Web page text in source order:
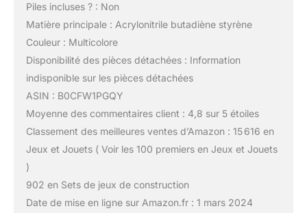
Piles incluses ? : Non
Matière principale : Acrylonitrile butadiène styrène
Couleur : Multicolore
Disponibilité des pièces détachées : Information
indisponible sur les pièces détachées
ASIN : B0CFW1PGQY
Moyenne des commentaires client : 4,8 sur 5 étoiles
Classement des meilleures ventes d’Amazon : 15 616 en
Jeux et Jouets ( Voir les 100 premiers en Jeux et Jouets
)
902 en Sets de jeux de construction
Date de mise en ligne sur Amazon.fr : 1 mars 2024